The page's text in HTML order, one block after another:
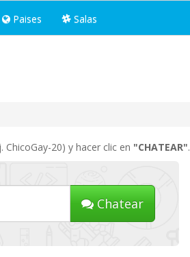
Paises Salas
20) y hacer clic en "CHATEAR".
Chatear